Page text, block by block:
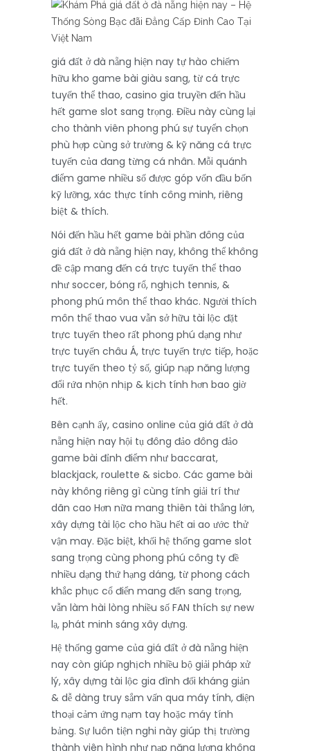
giá đất ở đà nẵng hiện nay tự hào chiếm
hữu kho game bài giàu sang, từ cá trực
tuyến thể thao, casino gia truyền đến hầu
hết game slot sang trọng. Điều này cùng lại
cho thành viên phong phú sự tuyển chọn
phù hợp cùng sở trường & kỹ năng cá trực
tuyến của đang từng cá nhân. Mỗi quánh
điểm game nhiều số được góp vốn đầu bốn
kỹ lưỡng, xác thực tính công minh, riêng
biệt & thích.
Nói đến hầu hết game bài phần đông của
giá đất ở đà nẵng hiện nay, không thể không
đề cập mang đến cá trực tuyến thể thao
như soccer, bóng rổ, nghịch tennis, &
phong phú môn thể thao khác. Người thích
môn thể thao vua vẫn sở hữu tài lộc đặt
trực tuyến theo rất phong phú dạng như
trực tuyến châu Á, trực tuyến trực tiếp, hoặc
trực tuyến theo tỷ số, giúp nạp năng lượng
đổi rứa nhộn nhịp & kịch tính hơn bao giờ
hết.
Bên cạnh ấy, casino online của giá đất ở đà
nẵng hiện nay hội tụ đông đảo đông đảo
game bài đỉnh điểm như baccarat,
blackjack, roulette & sicbo. Các game bài
này không riêng gì cùng tính giải trí thư
dãn cao Hơn nữa mang thiên tài thắng lớn,
xây dựng tài lộc cho hầu hết ai ao ước thử
vận may. Đặc biệt, khối hệ thống game slot
sang trọng cùng phong phú công ty đề
nhiều dạng thứ hạng dáng, từ phong cách
khắc phục cổ điển mang đến sang trọng,
vẫn làm hài lòng nhiều số FAN thích sự new
lạ, phát minh sáng xây dựng.
Hệ thống game của giá đất ở đà nẵng hiện
nay còn giúp nghịch nhiều bộ giải pháp xử
lý, xây dựng tài lộc gia đình đối kháng giản
& dễ dàng truy sắm vấn qua máy tính, điện
thoại cảm ứng nạm tay hoặc máy tính
bảng. Sự luôn tiện nghi này giúp thị trường
thành viên hình như nạp năng lượng không